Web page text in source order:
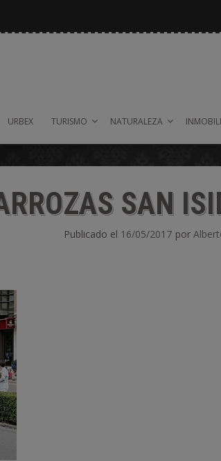
URBEX TURISMO NATURALEZA
SAN
Publicado el 16/05/2017 por